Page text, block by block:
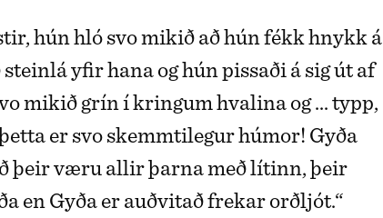
hún hló svo mikið að hún fékk hnykk á
yfir hana og hún pissaði á sig út af
mikið grín í kringum hvalina og ... typp,
er svo skemmtilegur húmor! Gyða
þeir væru allir þarna með lítinn, þeir
en Gyða er auðvitað frekar orðljót.“